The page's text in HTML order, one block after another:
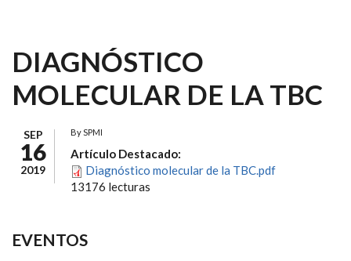
DIAGNÓSTICO
MOLECULAR DE LA TBC
SEP
16
2019
BySPMI
Artículo Destacado:
Diagnóstico molecular de la TBC.pdf
13176 lecturas
EVENTOS